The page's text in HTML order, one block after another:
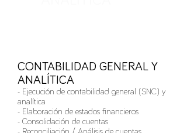
CONTABILIDAD GENERAL Y
ANALÍTICA
- Ejecución de contabilidad general (SNC) y
analítica
- Elaboración de estados financieros
- Consolidación de cuentas